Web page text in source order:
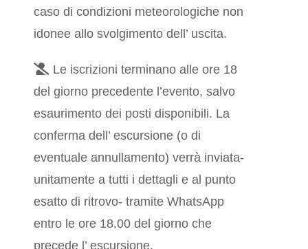
caso di condizioni meteorologiche non
idonee allo svolgimento dell’ uscita.
Le iscrizioni terminano alle ore 18
del giorno precedente l’evento, salvo
esaurimento dei posti disponibili. La
conferma dell’ escursione (o di
eventuale annullamento) verrà inviata-
unitamente a tutti i dettagli e al punto
esatto di ritrovo- tramite WhatsApp
entro le ore 18.00 del giorno che
precede l’ escursione.